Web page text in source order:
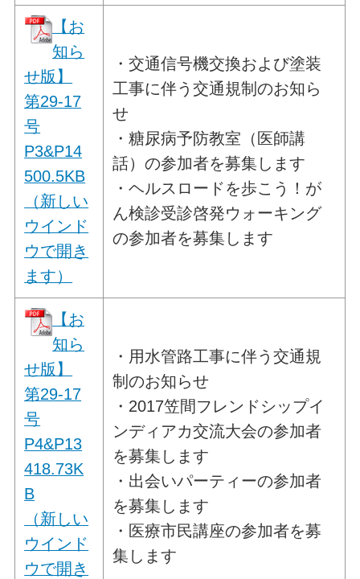
【お
知ら
せ版】
第29-17
号
P3&P14
500.5KB
（新しい
ウインド
ウで開き
ます）
・交通信号機交換および塗装
工事に伴う交通規制のお知ら
せ
・糖尿病予防教室（医師講
話）の参加者を募集します
・ヘルスロードを歩こう！が
ん検診受診啓発ウォーキング
の参加者を募集します
【お
知ら
せ版】
第29-17
号
P4&P13
418.73K
B
（新しい
ウインド
ウで開き
・用水管路工事に伴う交通規
制のお知らせ
・2017笠間フレンドシップイ
ンディアカ交流大会の参加者
を募集します
・出会いパーティーの参加者
を募集します
・医療市民講座の参加者を募
集します